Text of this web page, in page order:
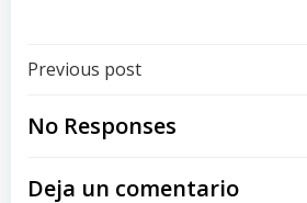
Post
navigation
Previous post
No Responses
Deja un comentario